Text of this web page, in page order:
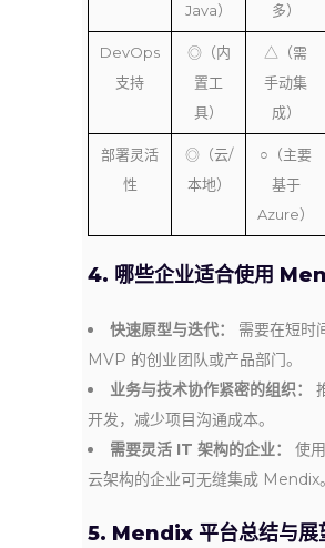
Java）
多）
DevOps
支持
◎（内
置工
具）
△（需
手动集
成）
部署灵活
性
◎（云/
本地）
○（主要
基于
Azure）
4. 哪些企业适合使用
快速原型与迭代：
需要在短时
MVP 的创业团队或产品部门。
业务与技术协作紧密的组织：
开发，减少项目沟通成本。
需要灵活 IT 架构的企业：
使
云架构的企业可无缝集成 Mendix。
5. Mendix 平台总结与展